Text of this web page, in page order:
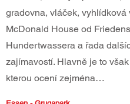
gradovna, vláček, vyhlídková
McDonald House od
Hundertwassera a řada
zajímavostí. Hlavně je to
kterou ocení zejména…